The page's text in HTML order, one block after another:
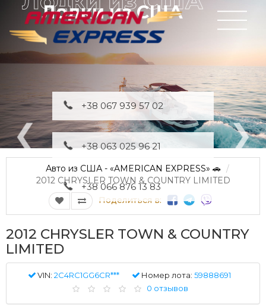
Лодки из США
+38 067 939 57 02
+38 063 025 96 21
+38 066 876 13 83
Авто из США - «AMERICAN EXPRESS» 🚗
2012 CHRYSLER TOWN & COUNTRY LIMITED
Поделиться в:
2012 CHRYSLER TOWN & COUNTRY
LIMITED
VIN: 2C4RC1GG6CR*** Номер лота: 59888691
0 отзывов